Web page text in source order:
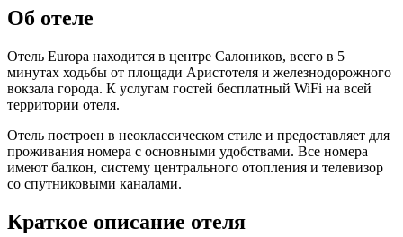
Об отеле
Отель Europa находится в центре Салоников, всего в 5
минутах ходьбы от площади Аристотеля и железнодорожного
вокзала города. К услугам гостей бесплатный WiFi на всей
территории отеля.
Отель построен в неоклассическом стиле и предоставляет для
проживания номера с основными удобствами. Все номера
имеют балкон, систему центрального отопления и телевизор
со спутниковыми каналами.
Краткое описание отеля